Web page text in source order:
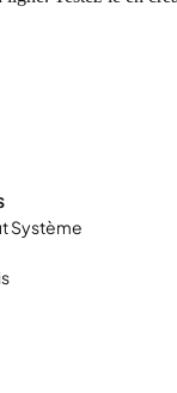
Système